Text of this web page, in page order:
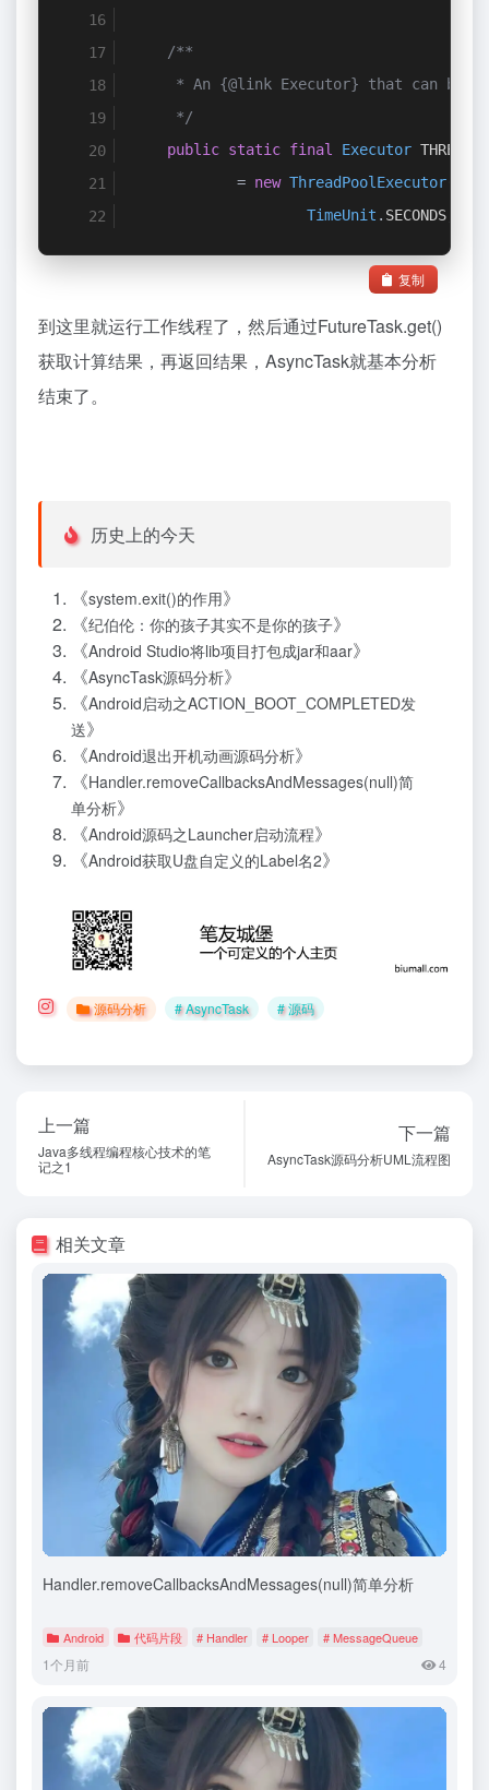
/**
* An {@link Executor} that can be
     */
public static final Executor
= new ThreadPoolExecutor
TimeUnit . SECONDS
复制
到这里就运行工作线程了，然后通过FutureTask.get()
获取计算结果，再返回结果，AsyncTask就基本分析
结束了。
历史上的今天
《system.exit()的作用》
《纪伯伦：你的孩子其实不是你的孩子》
《Android Studio将lib项目打包成jar和aar》
《AsyncTask源码分析》
《Android启动之ACTION_BOOT_COMPLETED发
送》
《Android退出开机动画源码分析》
《Handler.removeCallbacksAndMessages(null)简
单分析》
《Android源码之Launcher启动流程》
《Android获取U盘自定义的Label名2》
源码分析 # AsyncTask # 源码
上一篇
Java多线程编程核心技术的笔
记之1
下一篇
AsyncTask源码分析UML流程图
相关文章
Handler.removeCallbacksAndMessages(null)简单分析
Android 代码片段 # Handler # Looper # MessageQueue
1个月前 4